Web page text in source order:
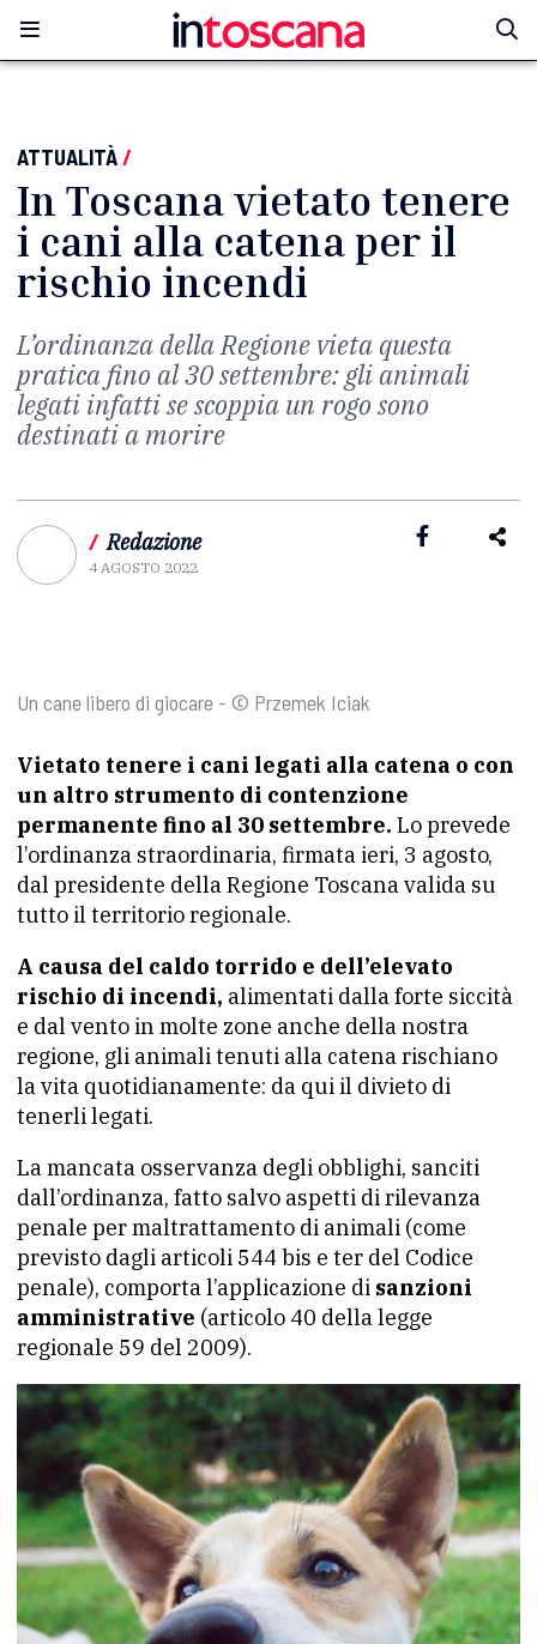
ATTUALITÀ/
In Toscana vietato tenere
i cani alla catena per il
rischio incendi
L’ordinanza della Regione vieta questa
pratica fino al 30 settembre: gli animali
legati infatti se scoppia un rogo sono
destinati a morire
/ Redazione
4 AGOSTO 2022
Un cane libero di giocare - © Przemek Iciak
Vietato tenere i cani legati alla catena o con
un altro strumento di contenzione
permanente fino al 30 settembre. Lo prevede
l’ordinanza straordinaria, firmata ieri, 3 agosto,
dal presidente della Regione Toscana valida su
tutto il territorio regionale.
A causa del caldo torrido e dell’elevato
rischio di incendi, alimentati dalla forte siccità
e dal vento in molte zone anche della nostra
regione, gli animali tenuti alla catena rischiano
la vita quotidianamente: da qui il divieto di
tenerli legati.
La mancata osservanza degli obblighi, sanciti
dall’ordinanza, fatto salvo aspetti di rilevanza
penale per maltrattamento di animali (come
previsto dagli articoli 544 bis e ter del Codice
penale), comporta l’applicazione di sanzioni
amministrative (articolo 40 della legge
regionale 59 del 2009).